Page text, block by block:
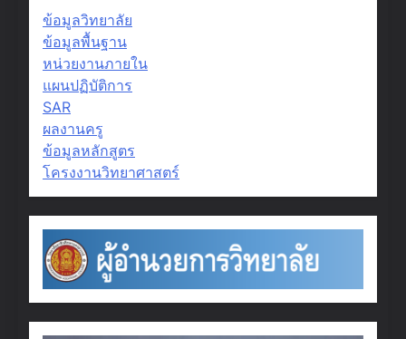
ข้อมูลวิทยาลัย
ข้อมูลพื้นฐาน
หน่วยงานภายใน
แผนปฏิบัติการ
SAR
ผลงานครู
ข้อมูลหลักสูตร
โครงงานวิทยาศาสตร์